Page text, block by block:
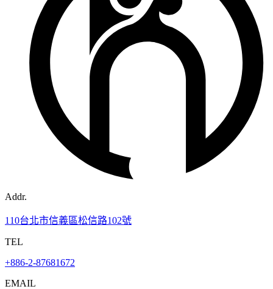
Addr.
110台北市信義區松信路102號
TEL
+886-2-87681672
EMAIL